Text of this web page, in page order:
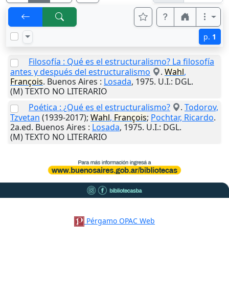
p. 1
Filosofía : Qué es el estructuralismo? La filosofía
antes y después del estructuralismo
. Wahl,
François. Buenos Aires : Losada, 1975. U.I.: DGL.
(M) TEXTO NO LITERARIO
Poética : ¿Qué es el estructuralismo?
. Todorov,
Tzvetan (1939-2017); Wahl, François; Pochtar, Ricardo.
2a.ed. Buenos Aires : Losada, 1975. U.I.: DGL.
(M) TEXTO NO LITERARIO
Pérgamo OPAC Web